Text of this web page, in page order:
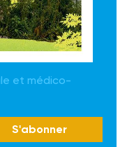
et médico-
S'abonner